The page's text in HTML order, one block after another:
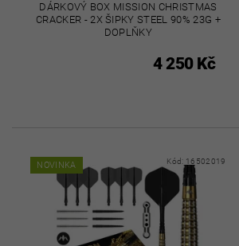
DÁRKOVÝ BOX MISSION CHRISTMAS
CRACKER - 2X ŠIPKY STEEL 90% 23G +
DOPLŇKY
4 250 Kč
NOVINKA Kód: 16502019